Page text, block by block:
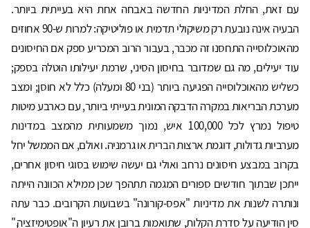
עם זאת, החלת המדיניות החדשה באבחה אחת היא בעייתית ביותר.
הבעיה אינה נובעת רק משיקולי תדמית או פוליטיקה: למרות ש-90 אחוזים
מהאוכלוסייה התחסנו זה מכבר, בעבור הרוב המכריע ספק אם החיסונים
עוד יעילים, מה גם שמדובר בחיסון הסיני, שרמת יעילותו הוטלה בספק;
כשליש מהאוכלוסייה הפגיעה ביותר (בני 80 ומעלה) כלל לא חוסן; ומצב
מערכת הבריאות במקרה הדבקה המונית בעייתי ביותר, עם כארבע מיטות
טיפול נמרץ לכל 100,000 איש, נמוך משמעותית מהמצב במדינות
מערביות גדולות, דוגמת ארצות הברית או גרמניה. ואולם, אם הממשל יחל
בקרוב במבצע חיסונים נרחב ואולי גם יעשה שימוש בסוגי חיסון אחרים,
ייתכן שבתוך חודשים ספורים המגמה תתהפך שכן ממילא הכוונה הייתה
ונותרה לשנות את מדיניות "אפס-קורונה" בשבועות הקרובים. כבר עתה
סין הודיעה על סדרת הקלות, שתואמות ברובן את רעיון ה"אופטימיזציה,"